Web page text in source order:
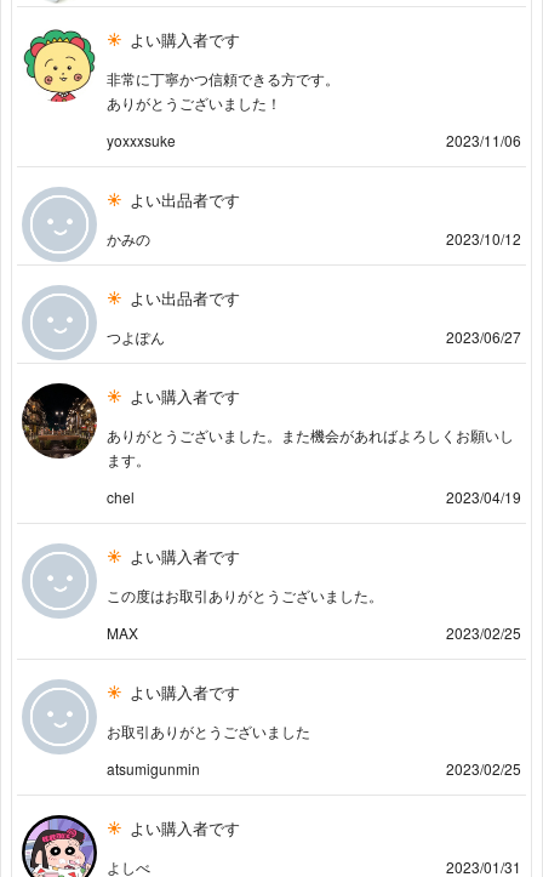
よい購入者です
非常に丁寧かつ信頼できる方です。
ありがとうございました！
yoxxxsuke
2023/11/06
よい出品者です
かみの 2023/10/12
よい出品者です
つよぽん 2023/06/27
よい購入者です
ありがとうございました。また機会があればよろしくお願いし
ます。
chel
2023/04/19
よい購入者です
この度はお取引ありがとうございました。
MAX
2023/02/25
よい購入者です
お取引ありがとうございました
atsumigunmin
2023/02/25
よい購入者です
よしべ 2023/01/31